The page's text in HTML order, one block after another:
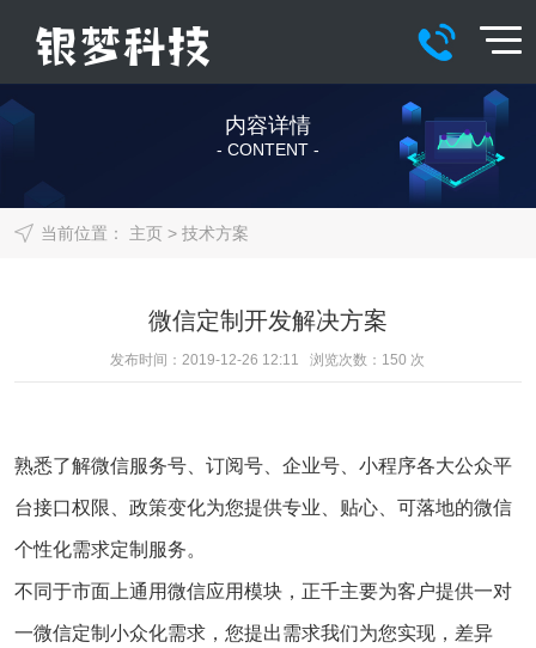
内容详情
- CONTENT -
当前位置： 主页> 技术方案
微信定制开发解决方案
发布时间：2019-12-26 12:11 浏览次数： 150 次
熟悉了解微信服务号、订阅号、企业号、小程序各大公众平
台接口权限、政策变化为您提供专业、贴心、可落地的微信
个性化需求定制服务。
不同于市面上通用微信应用模块，正千主要为客户提供一对
一微信定制小众化需求，您提出需求我们为您实现，差异